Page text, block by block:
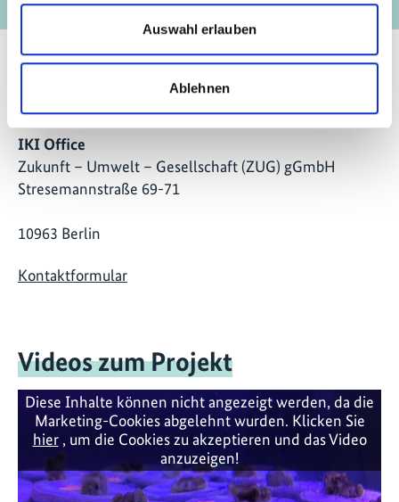
Auswahl erlauben
Ablehnen
Kontakt
IKI Office
Zukunft – Umwelt – Gesellschaft (ZUG) gGmbH
Stresemannstraße 69-71
10963 Berlin
Kontaktformular
Videos zum Projekt
Diese Inhalte können nicht angezeigt werden, da die
Marketing-Cookies abgelehnt wurden. Klicken Sie
hier, um die Cookies zu akzeptieren und das Video
anzuzeigen!